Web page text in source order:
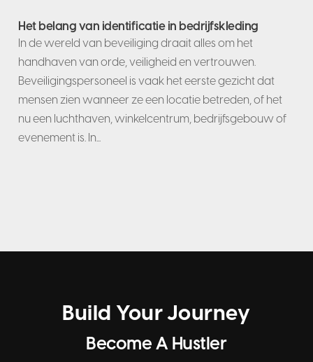
Het belang van identificatie in bedrijfskleding
In de wereld van beveiliging draait alles om het
handhaven van orde, veiligheid en vertrouwen.
Beveiligingspersoneel is vaak het eerste gezicht dat
mensen zien wanneer ze een locatie betreden, of het
nu een luchthaven, winkelcentrum, bedrijfsgebouw of
evenement is. In...
Build Your Journey
Become A Hustler